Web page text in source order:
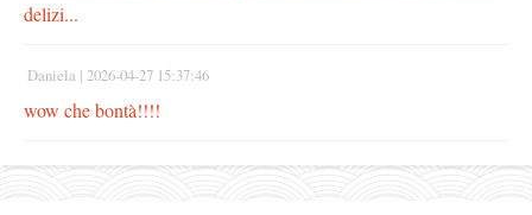
delizi...
Daniela | 2026-04-27 15:37:46
wow che bontà!!!!